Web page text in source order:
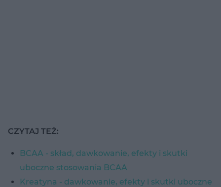
CZYTAJ TEŻ:
BCAA - skład, dawkowanie, efekty i skutki
uboczne stosowania BCAA
Kreatyna - dawkowanie, efekty i skutki uboczne